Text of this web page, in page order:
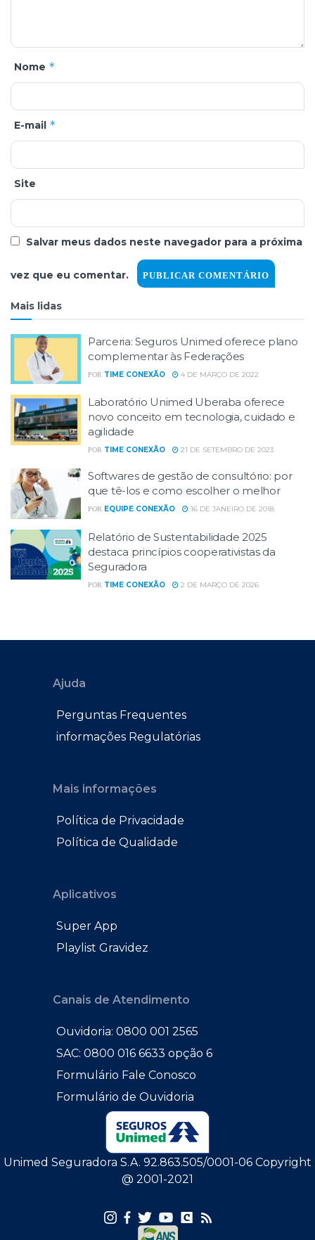
Nome *
E-mail *
Site
Salvar meus dados neste navegador para a próxima
vez que eu comentar.
Mais lidas
Parceria: Seguros Unimed oferece plano
complementar às Federações
POR TIME CONEXÃO 4 DE MARÇO DE 2022
Laboratório Unimed Uberaba oferece
novo conceito em tecnologia, cuidado e
agilidade
POR TIME CONEXÃO 21 DE SETEMBRO DE 2023
Softwares de gestão de consultório: por
que tê-los e como escolher o melhor
POR EQUIPE CONEXÃO 16 DE JANEIRO DE 2018
Relatório de Sustentabilidade 2025
destaca princípios cooperativistas da
Seguradora
POR TIME CONEXÃO 2 DE MARÇO DE 2026
Ajuda
Perguntas Frequentes
informações Regulatórias
Mais informações
Política de Privacidade
Política de Qualidade
Aplicativos
Super App
Playlist Gravidez
Canais de Atendimento
Ouvidoria: 0800 001 2565
SAC: 0800 016 6633 opção 6
Formulário Fale Conosco
Formulário de Ouvidoria
Unimed Seguradora S.A. 92.863.505/0001-06 Copyright
@ 2001-2021